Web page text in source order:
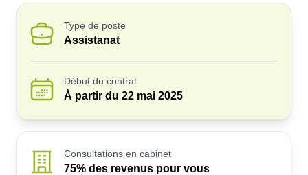
Type de poste
Assistanat
Début du contrat
À partir du 22 mai 2025
Consultations en cabinet
75% des revenus pour vous